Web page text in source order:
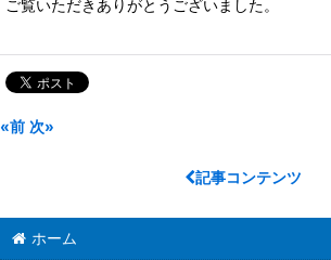
ご覧いただきありがとうございました。
«前 次»
記事コンテンツ
ホーム